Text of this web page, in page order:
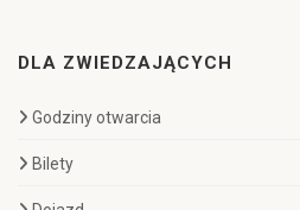
DLA ZWIEDZAJĄCYCH
Godziny otwarcia
Bilety